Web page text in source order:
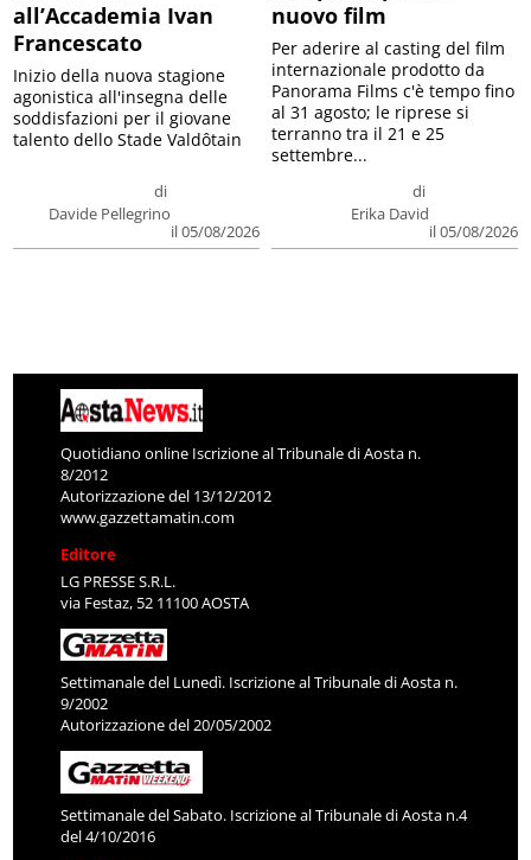
all’Accademia Ivan
Francescato
di
Davide Pellegrino
il 05/08/2026
Inizio della nuova stagione
agonistica all'insegna delle
soddisfazioni per il giovane
talento dello Stade Valdôtain
nuovo film
di
Erika David
il 05/08/2026
Per aderire al casting del film
internazionale prodotto da
Panorama Films c'è tempo fino
al 31 agosto; le riprese si
terranno tra il 21 e 25
settembre...
Quotidiano online Iscrizione al Tribunale di Aosta n.
8/2012
Autorizzazione del 13/12/2012
www.gazzettamatin.com
Editore
LG PRESSE S.R.L.
via Festaz, 52 11100 AOSTA
Settimanale del Lunedì. Iscrizione al Tribunale di Aosta n.
9/2002
Autorizzazione del 20/05/2002
Settimanale del Sabato. Iscrizione al Tribunale di Aosta n.4
del 4/10/2016